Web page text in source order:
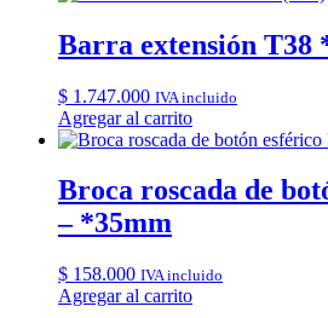
Barra extensión T38
$ 1.747.000 IVA incluido
Agregar al carrito
Broca roscada de
– *35mm
$ 158.000 IVA incluido
Agregar al carrito